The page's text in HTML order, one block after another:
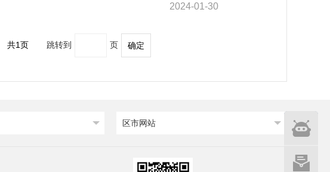
2024-01-30
共1页 跳转到 页 确定
区市网站
智能
问答
网站建设
意见征集